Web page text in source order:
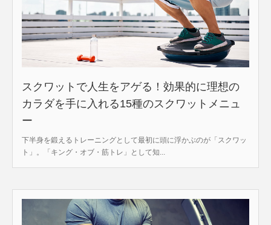
スクワットで人生をアゲる！効果的に理想の
カラダを手に入れる15種のスクワットメニュ
ー
下半身を鍛えるトレーニングとして最初に頭に浮かぶのが「スクワッ
ト」。「キング・オブ・筋トレ」として知...